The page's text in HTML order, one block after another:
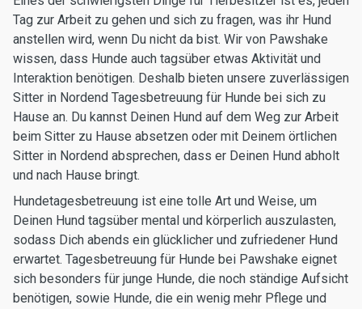
Tag zur Arbeit zu gehen und sich zu fragen, was ihr Hund
anstellen wird, wenn Du nicht da bist. Wir von Pawshake
wissen, dass Hunde auch tagsüber etwas Aktivität und
Interaktion benötigen. Deshalb bieten unsere zuverlässigen
Sitter in Nordend Tagesbetreuung für Hunde bei sich zu
Hause an. Du kannst Deinen Hund auf dem Weg zur Arbeit
beim Sitter zu Hause absetzen oder mit Deinem örtlichen
Sitter in Nordend absprechen, dass er Deinen Hund abholt
und nach Hause bringt.
Hundetagesbetreuung ist eine tolle Art und Weise, um
Deinen Hund tagsüber mental und körperlich auszulasten,
sodass Dich abends ein glücklicher und zufriedener Hund
erwartet. Tagesbetreuung für Hunde bei Pawshake eignet
sich besonders für junge Hunde, die noch ständige Aufsicht
benötigen, sowie Hunde, die ein wenig mehr Pflege und